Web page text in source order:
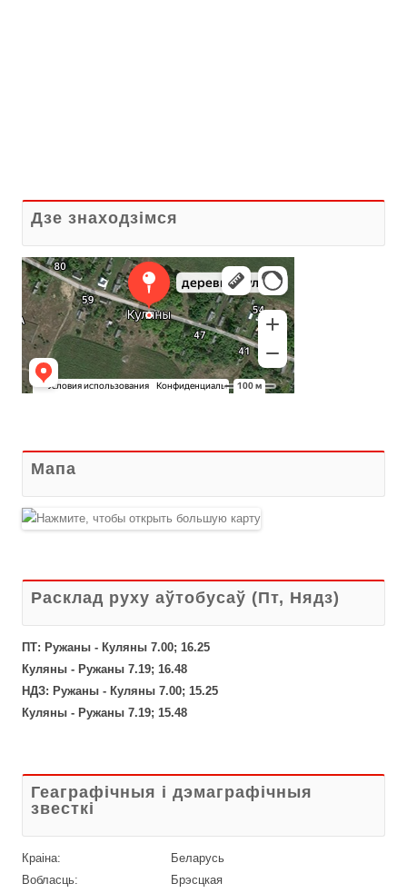
Дзе знаходзiмся
Мапа
Расклад руху аўтобусаў (Пт, Нядз)
ПТ: Ружаны - Куляны 7.00; 16.25
Куляны - Ружаны 7.19; 16.48
НДЗ: Ружаны - Куляны 7.00; 15.25
Куляны - Ружаны 7.19; 15.48
Геаграфічныя і дэмаграфічныя
звесткі
Краіна:
Беларусь
Вобласць:
Брэсцкая